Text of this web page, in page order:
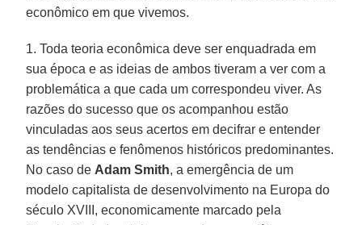
econômico em que vivemos.
1. Toda teoria econômica deve ser enquadrada em
sua época e as ideias de ambos tiveram a ver com a
problemática a que cada um correspondeu viver. As
razões do sucesso que os acompanhou estão
vinculadas aos seus acertos em decifrar e entender
as tendências e fenômenos históricos predominantes.
No caso de Adam Smith, a emergência de um
modelo capitalista de desenvolvimento na Europa do
século XVIII, economicamente marcado pela